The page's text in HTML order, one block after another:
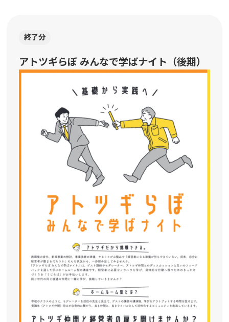
終了分
アトツギらぼ みんなで学ばナイト（後期）